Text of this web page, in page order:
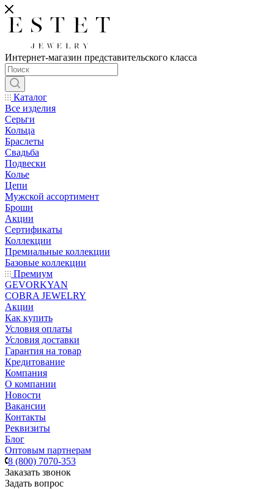
Интернет-магазин представительского класса
Каталог
Все изделия
Серьги
Кольца
Браслеты
Свадьба
Подвески
Колье
Цепи
Мужской ассортимент
Броши
Акции
Сертификаты
Коллекции
Премиальные коллекции
Базовые коллекции
Премиум
GEVORKYAN
COBRA JEWELRY
Акции
Как купить
Условия оплаты
Условия доставки
Гарантия на товар
Кредитование
Компания
О компании
Новости
Вакансии
Контакты
Реквизиты
Блог
Оптовым партнерам
8 (800) 7070-353
Заказать звонок
Задать вопрос